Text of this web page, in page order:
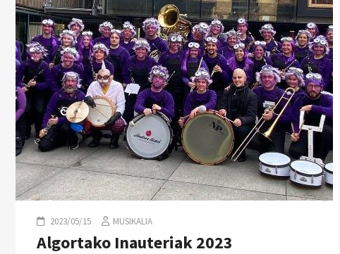
2023/05/15 MUSIKALIA
Algortako Inauteriak 2023